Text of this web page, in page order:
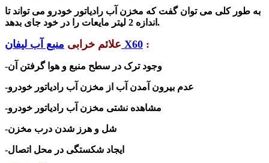
به طور کلی می توان گفت که مخزن آب رادیاتور خودرو می تواند تا
اندازه 2 لیتر مایعات را در خود جای بدهد.
علائم خرابی منبع آب لیفان X60 :
-وجود ترک در سطح منبع و هوا گرفتن آن
-عدم بیرون آمدن آب از مخزن آب رادیاتور خودرو
-مشاهده نشتی مخزن آب رادیاتور خودرو
-شل و هرز شدن درب مخزن
-ایجاد شکستگی در محل اتصال